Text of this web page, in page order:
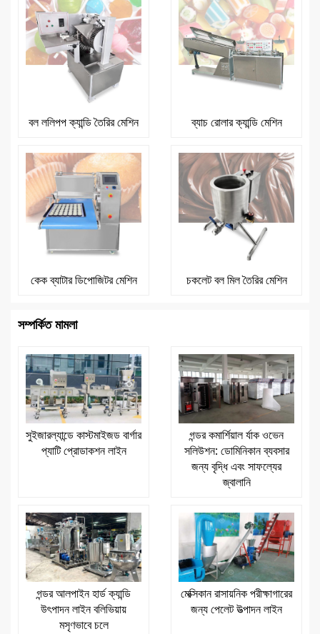
বল ললিপপ ক্যান্ডি তৈরির মেশিন ব্যাচ রোলার ক্যান্ডি মেশিন
কেক ব্যাটার ডিপোজিটর মেশিন চকলেট বল মিল তৈরির মেশিন
সম্পর্কিত মামলা
সুইজারল্যান্ডে কাস্টমাইজড বার্গার
প্যাটি প্রোডাকশন লাইন
গন্ডর কমার্শিয়াল র্যাক ওভেন
সলিউশন: ডোমিনিকান ব্যবসার
জন্য বৃদ্ধি এবং সাফল্যের
জ্বালানি
গন্ডর আলপাইন হার্ড ক্যান্ডি
উৎপাদন লাইন বলিভিয়ায়
মসৃণভাবে চলে
মেক্সিকান রাসায়নিক পরীক্ষাগারের
জন্য পেলেট উত্পাদন লাইন